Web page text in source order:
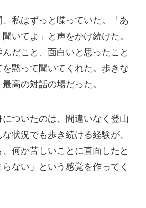
私はずっと喋っていた。「あ
いてよ」と声をかけ続けた。
だこと、面白いと思ったこと
黙って聞いてくれた。歩きな
高の対話の場だった。
ついたのは、間違いなく登山
状況でも歩き続ける経験が、
何か苦しいことに直面したと
ない」という感覚を作ってく